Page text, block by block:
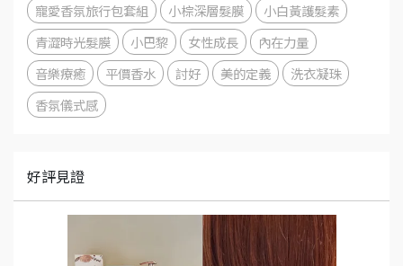
寵愛香氛旅行包套組
小棕深層髮膜
小白黃護髮素
青澀時光髮膜
小巴黎 女性成長
內在力量
音樂療癒
平價香水 討好 美的定義
洗衣凝珠
香氛儀式感
好評見證